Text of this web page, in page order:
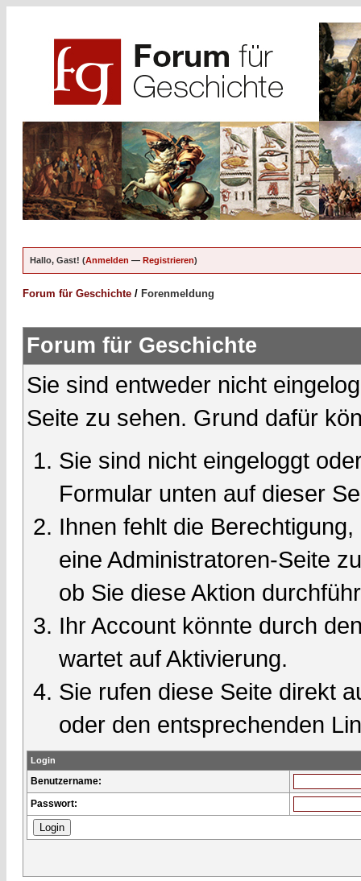
Hallo, Gast! (Anmelden — Registrieren)
Forum für Geschichte / Forenmeldung
Forum für Geschichte
Sie sind entweder nicht
Seite zu sehen. Grund dafür
Sie sind nicht eingeloggt
Formular unten auf dieser
Ihnen fehlt die
eine Administratoren-Seite
ob Sie diese Aktion
Ihr Account könnte durch
wartet auf Aktivierung.
Sie rufen diese Seite direkt
oder den entsprechenden
Login
Benutzername:
Passwort: